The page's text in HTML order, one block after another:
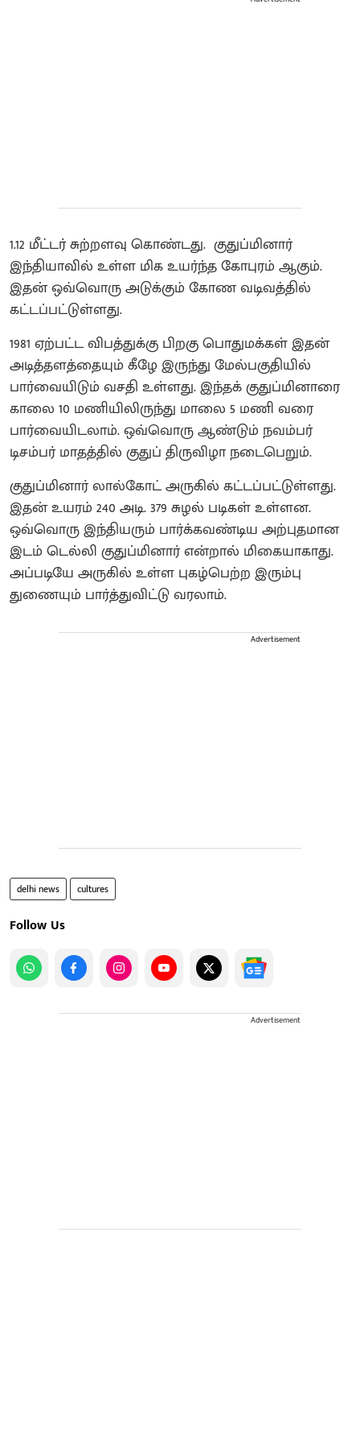
1.12 மீட்டர் சுற்றளவு கொண்டது. குதுப்மினார்
இந்தியாவில் உள்ள மிக உயர்ந்த கோபுரம் ஆகும்.
இதன் ஒவ்வொரு அடுக்கும் கோண வடிவத்தில்
கட்டப்பட்டுள்ளது.
1981 ஏற்பட்ட விபத்துக்கு பிறகு பொதுமக்கள் இதன்
அடித்தளத்தையும் கீழே இருந்து மேல்பகுதியில்
பார்வையிடும் வசதி உள்ளது. இந்தக் குதுப்மினாரை
காலை 10 மணியிலிருந்து மாலை 5 மணி வரை
பார்வையிடலாம். ஒவ்வொரு ஆண்டும் நவம்பர்
டிசம்பர் மாதத்தில் குதுப் திருவிழா நடைபெறும்.
குதுப்மினார் லால்கோட் அருகில் கட்டப்பட்டுள்ளது.
இதன் உயரம் 240 அடி. 379 சுழல் படிகள் உள்ளன.
ஒவ்வொரு இந்தியரும் பார்க்கவண்டிய அற்புதமான
இடம் டெல்லி குதுப்மினார் என்றால் மிகையாகாது.
அப்படியே அருகில் உள்ள புகழ்பெற்ற இரும்பு
துணையும் பார்த்துவிட்டு வரலாம்.
Advertisement
delhi news cultures
Follow Us
Advertisement